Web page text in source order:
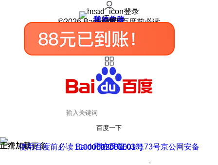
登录
我的关注
我的收藏
皮肤中心
用户反馈
设置
©2026 Baidu 使用百度前必读
百度一下
正在加载
上滑加载更多 用户反馈
使用百度前必读 Baidu 京ICP证030173号
京公网安备11000002000001号